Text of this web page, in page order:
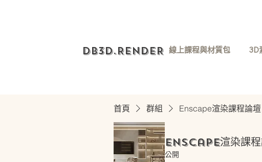
DB3D.RENDER 線上課程與材質包 3D
首頁 群組 Enscape渲染課程論壇
Enscape渲染課程
公開